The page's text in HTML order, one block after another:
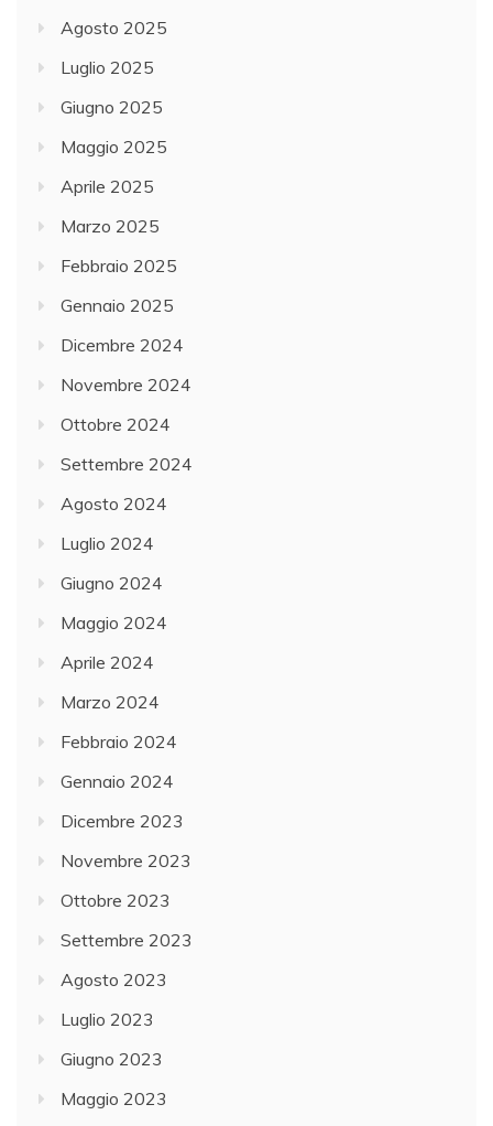
Agosto 2025
Luglio 2025
Giugno 2025
Maggio 2025
Aprile 2025
Marzo 2025
Febbraio 2025
Gennaio 2025
Dicembre 2024
Novembre 2024
Ottobre 2024
Settembre 2024
Agosto 2024
Luglio 2024
Giugno 2024
Maggio 2024
Aprile 2024
Marzo 2024
Febbraio 2024
Gennaio 2024
Dicembre 2023
Novembre 2023
Ottobre 2023
Settembre 2023
Agosto 2023
Luglio 2023
Giugno 2023
Maggio 2023